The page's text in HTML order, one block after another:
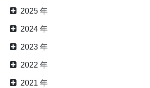
2025 年
2024 年
2023 年
2022 年
2021 年